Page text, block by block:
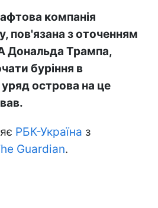
компанія
пов'язана з оточенням
Дональда Трампа,
буріння в
уряд острова на це
РБК-Україна з
Guardian.